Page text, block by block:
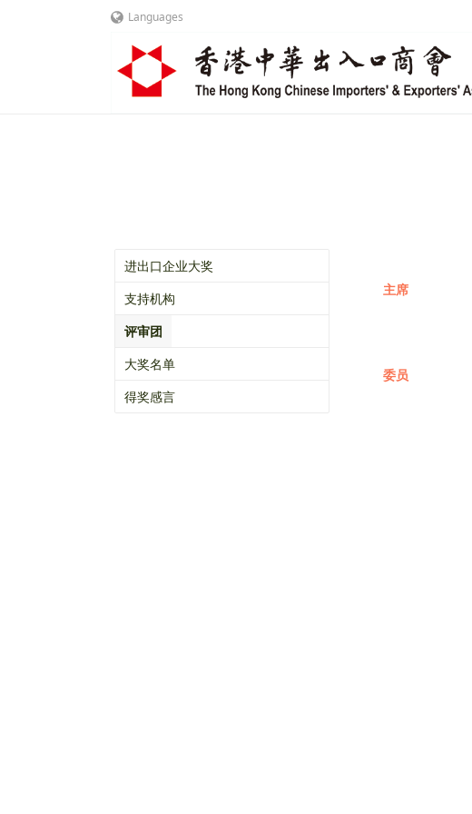
Languages
进出口企业大奖
支持机构
评审团
大奖名单
得奖感言
主席
委员